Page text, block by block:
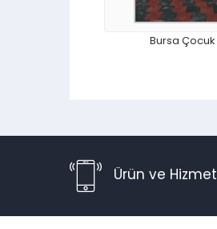
Bursa Çocuk
Ürün ve